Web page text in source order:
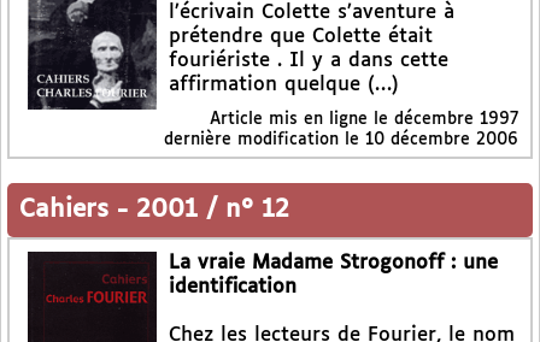
l’écrivain Colette s’aventure à
prétendre que Colette était
fouriériste . Il y a dans cette
affirmation quelque (…)
Article mis en ligne le décembre 1997
dernière modification le 10 décembre 2006
Cahiers - 2001 / n° 12
La vraie Madame Strogonoff : une
identification
Chez les lecteurs de Fourier, le nom